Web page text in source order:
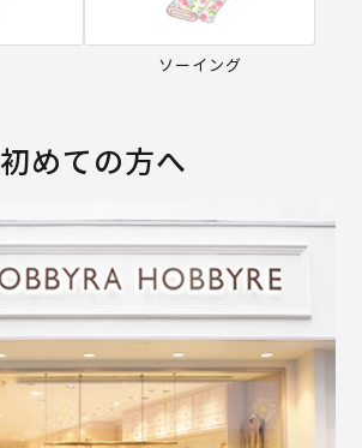
ソーイング
初めての方へ